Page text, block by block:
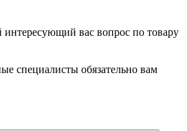
вас вопрос по товару
специалисты обязательно вам